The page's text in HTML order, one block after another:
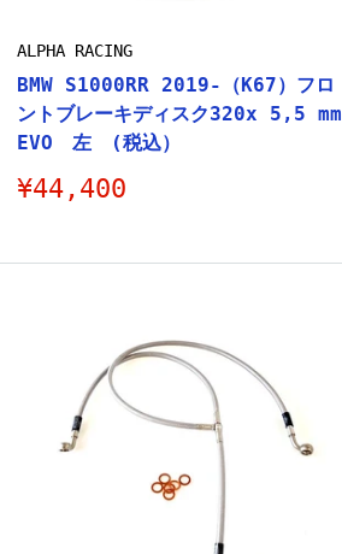
ALPHA RACING
BMW S1000RR 2019-（K67）フロ
ントブレーキディスク320x 5,5 mm
EVO 左 (税込）
販
格
¥44,400